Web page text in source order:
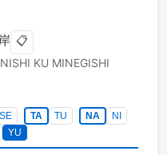
📋
KU MINEGISHI
SE TA TU NA
NI
YU